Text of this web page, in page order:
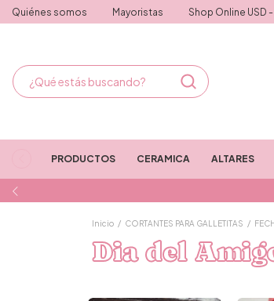
Quiénes somos Mayoristas Shop Online USD
PRODUCTOS CERAMICA ALTARES
Inicio / CORTANTES PARA GALLETITAS /
Dia del